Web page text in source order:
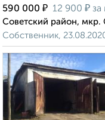
590 000 ₽ 12 900 ₽ за
Советский район,
Собственник,